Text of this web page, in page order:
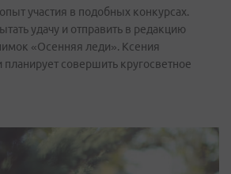
участия в подобных конкурсах.
удачу и отправить в редакцию
«Осенняя леди». Ксения
планирует совершить кругосветное